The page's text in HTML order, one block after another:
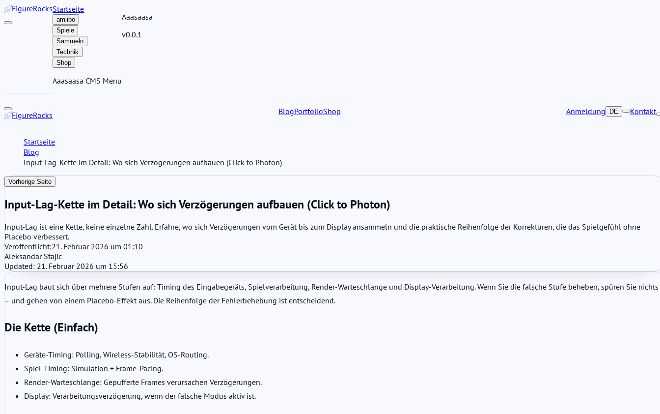
FigureRocksStartseite
amiibo
Spiele
Sammeln
Technik
Shop
Aaasaasa CMS Menu
Aaasaasa
v0.0.1
FigureRocks BlogPortfolioShop Anmeldung DE Kontakt
Startseite
Blog
Input-Lag-Kette im Detail: Wo sich Verzögerungen aufbauen (Click to Photon)
Vorherige Seite
Input-Lag-Kette im Detail: Wo sich Verzögerungen aufbauen (Click to Photon)
Input-Lag ist eine Kette, keine einzelne Zahl. Erfahre, wo sich Verzögerungen vom Gerät bis zum Display ansammeln und die praktische Reihenfolge der Korrekturen, die das Spielgefühl ohne
Placebo verbessert.
Veröffentlicht:21. Februar 2026 um 01:10
Aleksandar Stajic
Updated: 21. Februar 2026 um 15:56
Input-Lag baut sich über mehrere Stufen auf: Timing des Eingabegeräts, Spielverarbeitung, Render-Warteschlange und Display-Verarbeitung. Wenn Sie die falsche Stufe beheben, spüren Sie nichts
– und gehen von einem Placebo-Effekt aus. Die Reihenfolge der Fehlerbehebung ist entscheidend.
Die Kette (Einfach)
Geräte-Timing: Polling, Wireless-Stabilität, OS-Routing.
Spiel-Timing: Simulation + Frame-Pacing.
Render-Warteschlange: Gepufferte Frames verursachen Verzögerungen.
Display: Verarbeitungsverzögerung, wenn der falsche Modus aktiv ist.